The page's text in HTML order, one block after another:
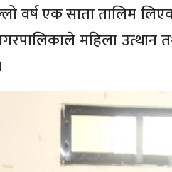
वर्ष एक साता तालिम
महिला उत्थान